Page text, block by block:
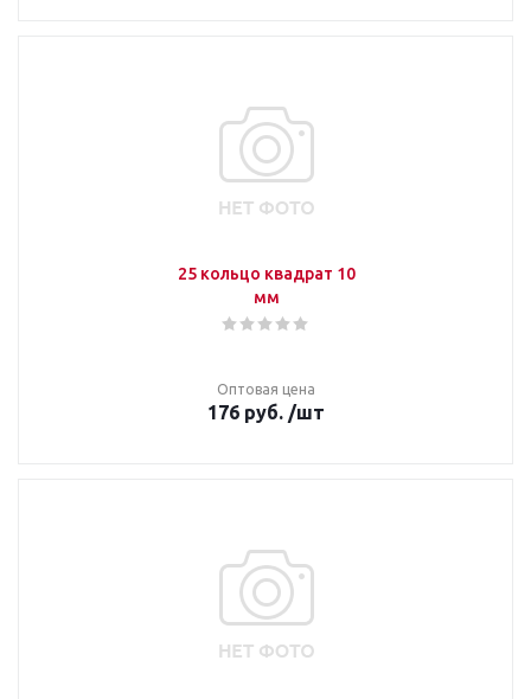
25 кольцо квадрат 10
мм
Оптовая цена
176 руб. /шт